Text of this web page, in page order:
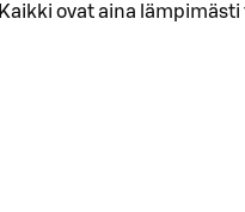
Kaikki ovat aina